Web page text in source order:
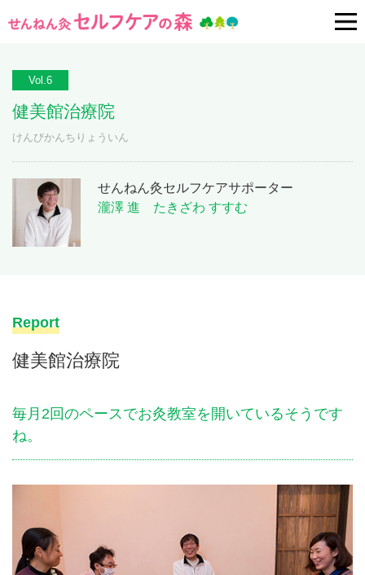
Vol.6
健美館治療院
けんびかんちりょういん
せんねん灸セルフケアサポーター
瀧澤 進 たきざわ すすむ
Report
健美館治療院
毎月2回のペースでお灸教室を開いているそうです
ね。